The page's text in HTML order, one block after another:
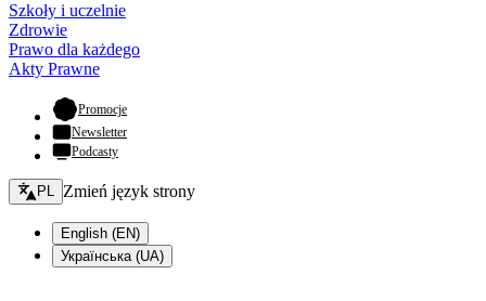
Szkoły i uczelnie
Zdrowie
Prawo dla każdego
Akty Prawne
Promocje- otwiera się w nowej karcie
Newsletter
Podcasty
Zmień język - bieżący:
PL Zmień język strony
English (EN)
Українська (UA)